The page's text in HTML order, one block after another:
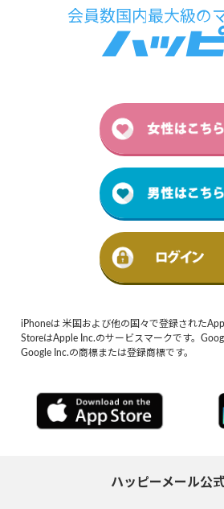
iPhoneは 米国および他の国々で登録された
StoreはApple Inc.のサービスマークです。
Google Inc.の商標または登録商標です。
ハッピーメール公